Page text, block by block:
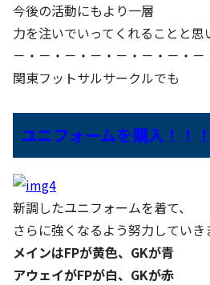
今後の活動にもより一層
力を注いでいってくれることと思
－・－・－・－・－・－・－・－
関東フットサルサークルでも
ユニフォームを購入！！！
新調したユニフォームを着て、
さらに強くなるよう努力していき
メインはFPが黄色、GKが青
アウェイがFPが白、GKが赤